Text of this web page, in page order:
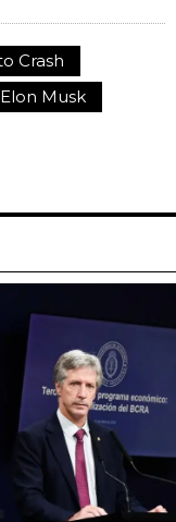
Crash
Elon Musk